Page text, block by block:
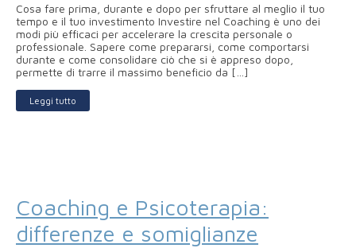
Cosa fare prima, durante e dopo per sfruttare al meglio il tuo
tempo e il tuo investimento Investire nel Coaching è uno dei
modi più efficaci per accelerare la crescita personale o
professionale. Sapere come prepararsi, come comportarsi
durante e come consolidare ciò che si è appreso dopo,
permette di trarre il massimo beneficio da […]
Leggi tutto
Coaching e Psicoterapia:
differenze e somiglianze